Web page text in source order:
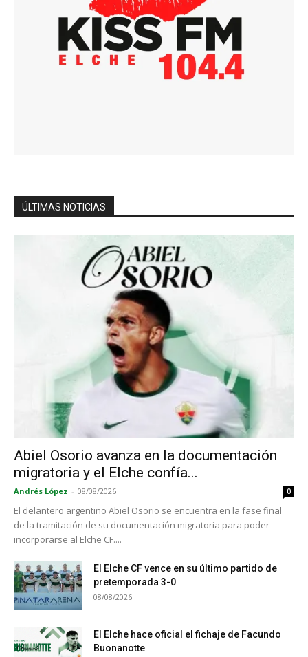
ÚLTIMAS NOTICIAS
Abiel Osorio avanza en la documentación
migratoria y el Elche confía...
Andrés López - 08/08/2026 0
El delantero argentino Abiel Osorio se encuentra en la fase final
de la tramitación de su documentación migratoria para poder
incorporarse al Elche CF....
El Elche CF vence en su último partido de
pretemporada 3-0
08/08/2026
El Elche hace oficial el fichaje de Facundo
Buonanotte